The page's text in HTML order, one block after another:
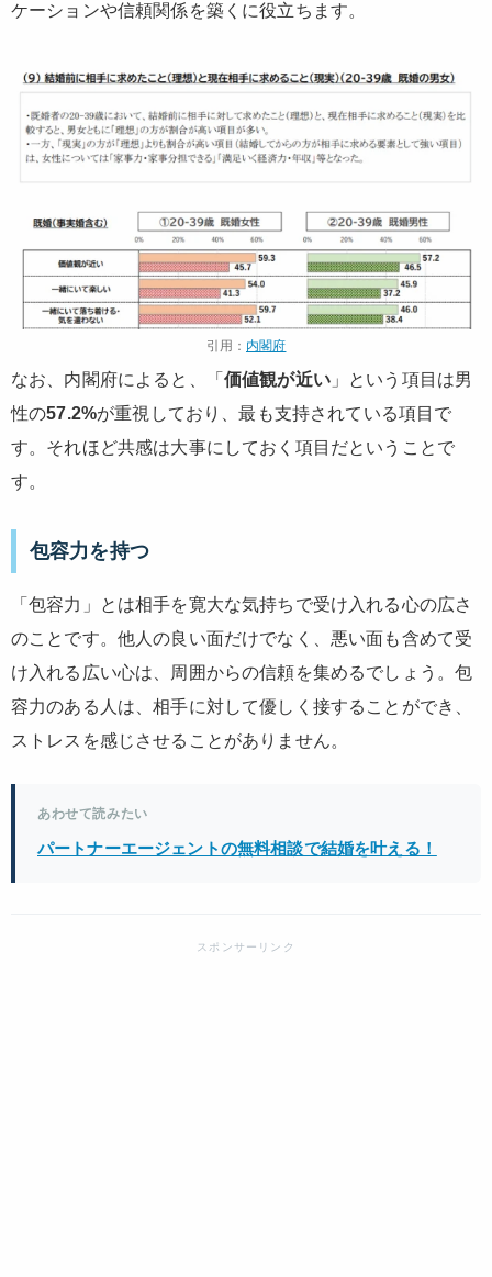
ケーションや信頼関係を築くに役立ちます。
引用： 内閣府
なお、内閣府によると、「 価値観が近い」という項目は男
性の57.2%が重視しており、最も支持されている項目で
す。それほど共感は大事にしておく項目だということで
す。
包容力を持つ
「包容力」とは相手を寛大な気持ちで受け入れる心の広さ
のことです。他人の良い面だけでなく、悪い面も含めて受
け入れる広い心は、周囲からの信頼を集めるでしょう。包
容力のある人は、相手に対して優しく接することができ、
ストレスを感じさせることがありません。
あわせて読みたい
パートナーエージェントの無料相談で結婚を叶える！